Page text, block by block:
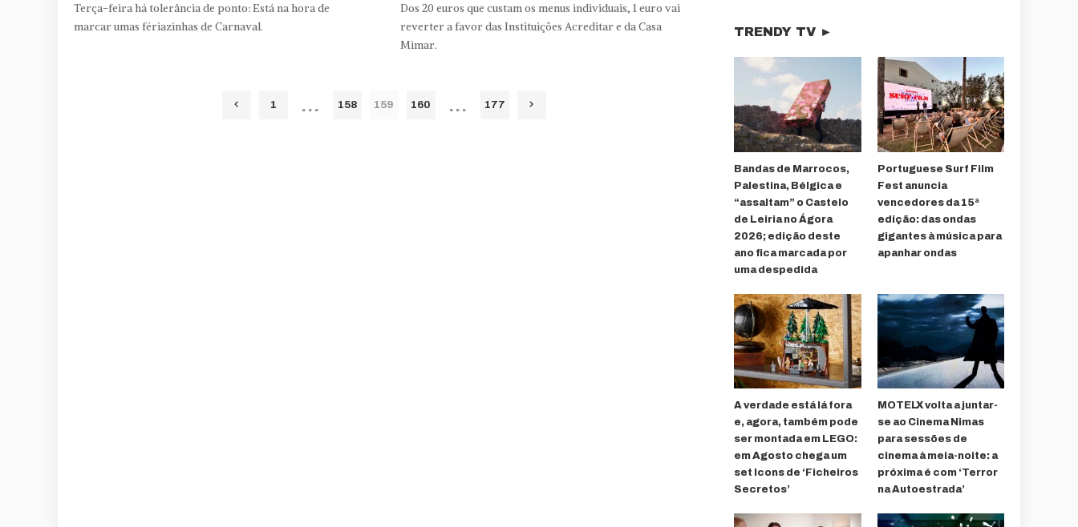
Terça-feira há tolerância de ponto: Está na hora de
marcar umas fériazinhas de Carnaval.
Dos 20 euros que custam os menus individuais, 1 euro vai
reverter a favor das Instituições Acreditar e da Casa
Mimar.
1 … 158 159 160 … 177
TRENDY TV ►
Bandas de Marrocos,
Palestina, Bélgica e
“assaltam” o Castelo
de Leiria no Ágora
2026; edição deste
ano fica marcada por
uma despedida
Portuguese Surf Film
Fest anuncia
vencedores da 15ª
edição: das ondas
gigantes à música para
apanhar ondas
A verdade está lá fora
e, agora, também pode
ser montada em LEGO:
em Agosto chega um
set Icons de ‘Ficheiros
Secretos’
MOTELX volta a juntar-
se ao Cinema Nimas
para sessões de
cinema à meia-noite: a
próxima é com ‘Terror
na Autoestrada’